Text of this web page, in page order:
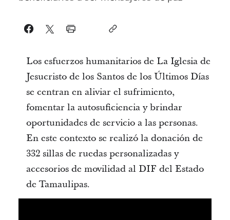
Los esfuerzos humanitarios de La Iglesia de
Jesucristo de los Santos de los Últimos Días
se centran en aliviar el sufrimiento,
fomentar la autosuficiencia y brindar
oportunidades de servicio a las personas.
En este contexto se realizó la donación de
332 sillas de ruedas personalizadas y
accesorios de movilidad al DIF del Estado
de Tamaulipas.